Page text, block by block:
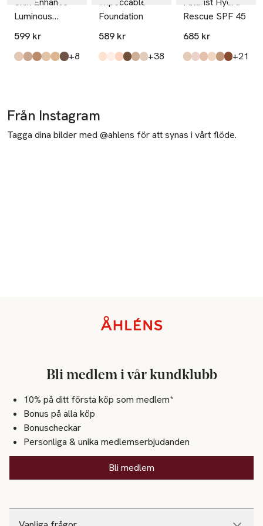
Luminous
Tinted Serum
599 kr
Produkten finns i färgerna:
10,
50,
70,
20,
30,
130, +8
Foundation
589 kr
Produkten finns i färgerna:
#1,5n,
#1n ,
#2,5w,
6wo,
2wo,
00c , +38
Rescue SPF 45
685 kr
Produkten finns i
1n2 Ecru,
Cool Bone,
2c3 Fresco,
6c1 Rich Cocoa ,
3n2 Wheat,
Mocha, +21
Från Instagram
Tagga dina bilder med @ahlens för att synas i vårt flöde.
Bli medlem i vår kundklubb
10% på ditt första köp som medlem*
Bonus på alla köp
Bonuscheckar
Personliga & unika medlemserbjudanden
Bli medlem